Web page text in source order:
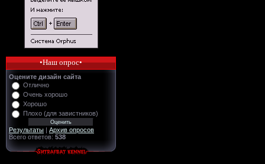
•Наш опрос•
Оцените дизайн сайта
Отлично
Очень хорошо
Хорошо
Плохо (для завистников)
Результаты | Архив опросов
Всего ответов: 538